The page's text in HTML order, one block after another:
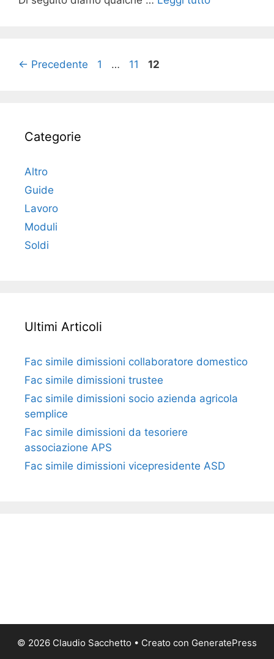
← Precedente Pagina
1 … Pagina
11 Pagina
12
Categorie
Altro
Guide
Lavoro
Moduli
Soldi
Ultimi Articoli
Fac simile dimissioni collaboratore domestico​​​
Fac simile dimissioni trustee​​​
Fac simile ​dimissioni socio azienda agricola
semplice​​​
Fac simile dimissioni da tesoriere
associazione APS​​
Fac simile dimissioni vicepresidente ASD​​
© 2026 Claudio Sacchetto • Creato con GeneratePress